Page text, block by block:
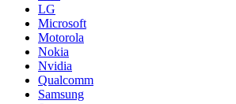
LG
Microsoft
Motorola
Nokia
Nvidia
Qualcomm
Samsung